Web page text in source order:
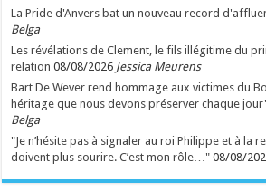
La Pride d'Anvers bat un nouveau record
Belga
Les révélations de Clement, le fils illégitime du
relation 08/08/2026 Jessica Meurens
Bart De Wever rend hommage aux victimes du
héritage que nous devons préserver chaque
Belga
"Je n’hésite pas à signaler au roi Philippe et à la
doivent plus sourire. C’est mon rôle…" 08/08/